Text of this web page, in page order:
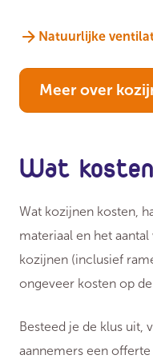
Natuurlijke
Meer over
Wat
Wat kozijnen kosten,
materiaal en het
kozijnen (inclusief
ongeveer kosten op de
Besteed je de klus uit,
aannemers een